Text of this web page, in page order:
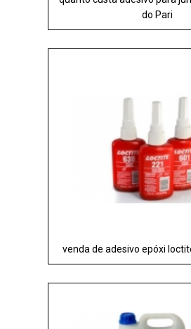
do Pari
venda de adesivo epóxi